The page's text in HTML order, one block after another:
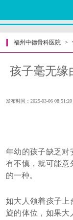
福州中德骨科医院 >
孩子毫无缘
发布时间：2025-03-06
年幼的孩子缺乏对
有不慎，就可能意
的一种。
如大人领着孩子上
旋的体位，如果大